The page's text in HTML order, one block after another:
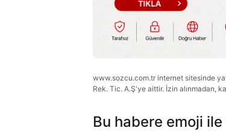
www.sozcu.com.tr internet sitesinde
Rek. Tic. A.Ş'ye aittir. İzin alınmadan,
Bu habere emoji